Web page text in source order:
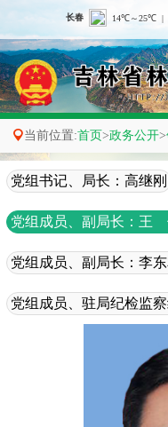
当前位置:首页>政务公开>
党组书记、局长：高继刚
党组成员、副局长：王
党组成员、副局长：李
党组成员、驻局纪检监